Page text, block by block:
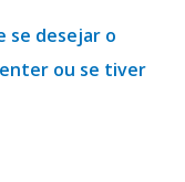
se desejar o
ou se tiver